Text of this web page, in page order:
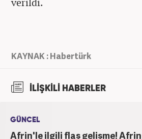
KAYNAK : Habertürk
İLİŞKİLİ HABERLER
GÜNCEL
Afrin'le ilgili flaş gelişme! Afrin